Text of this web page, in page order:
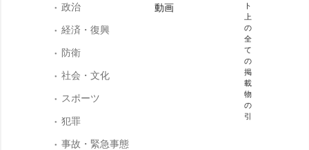
政治
経済・復興
防衛
社会・文化
スポーツ
犯罪
事故・緊急事態
動画
ト
上
の
全
て
の
掲
載
物
の
引